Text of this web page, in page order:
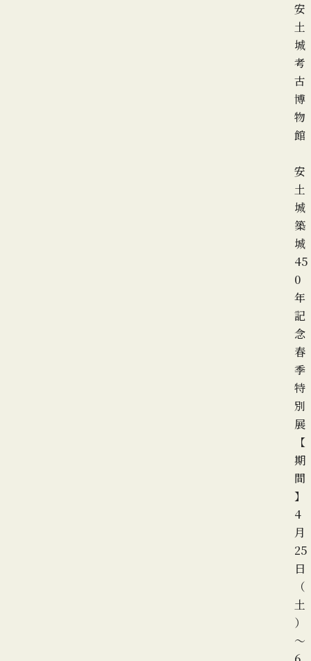
安
土
城
考
古
博
物
館
安
土
城
築
城
45
0
年
記
念
春
季
特
別
展
【
期
間
】
4
月
25
日
（
土
）
～